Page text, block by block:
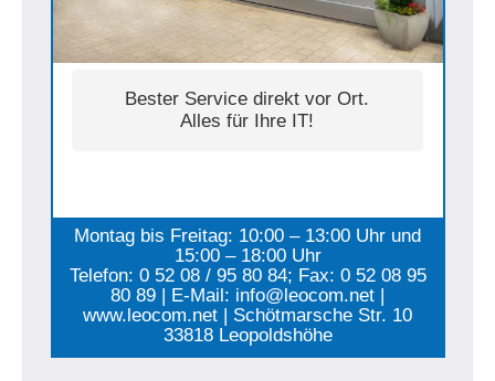
Bester Service direkt vor Ort.
Alles für Ihre IT!
Montag bis Freitag: 10:00 – 13:00 Uhr und
15:00 – 18:00 Uhr
Telefon: 0 52 08 / 95 80 84; Fax: 0 52 08 95
80 89 | E-Mail: info@leocom.net |
www.leocom.net | Schötmarsche Str. 10
33818 Leopoldshöhe